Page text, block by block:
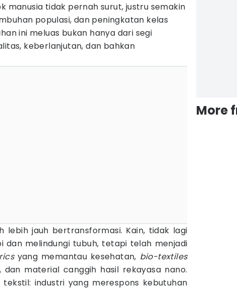
manusia tidak pernah surut, justru semakin
populasi, dan peningkatan kelas
ini meluas bukan hanya dari segi
keberlanjutan, dan bahkan
lebih jauh bertransformasi. Kain, tidak lagi
dan melindungi tubuh, tetapi telah menjadi
yang memantau kesehatan, bio-textiles
dan material canggih hasil rekayasa nano.
industri yang merespons kebutuhan
More